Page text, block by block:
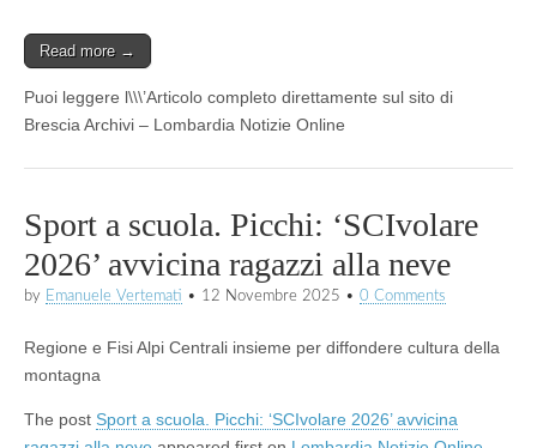
Read more →
Puoi leggere l\\\’Articolo completo direttamente sul sito di
Brescia Archivi – Lombardia Notizie Online
Sport a scuola. Picchi: ‘SCIvolare
2026’ avvicina ragazzi alla neve
by Emanuele Vertemati • 12 Novembre 2025 • 0 Comments
Regione e Fisi Alpi Centrali insieme per diffondere cultura della
montagna
The post Sport a scuola. Picchi: ‘SCIvolare 2026’ avvicina